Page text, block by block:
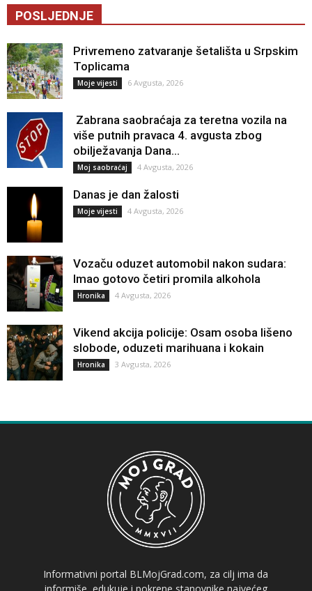
POSLJEDNJE
Privremeno zatvaranje šetališta u Srpskim
Toplicama
Moje vijesti 6 Avgusta, 2026
Zabrana saobraćaja za teretna vozila na
više putnih pravaca 4. avgusta zbog
obilježavanja Dana...
Moj saobraćaj 4 Avgusta, 2026
Danas je dan žalosti
Moje vijesti 4 Avgusta, 2026
Vozaču oduzet automobil nakon sudara:
Imao gotovo četiri promila alkohola
Hronika 4 Avgusta, 2026
Vikend akcija policije: Osam osoba lišeno
slobode, oduzeti marihuana i kokain
Hronika 3 Avgusta, 2026
Informativni portal BLMojGrad.com, za cilj ima da
informiše, edukuje i pokrene stanovnike najvećeg